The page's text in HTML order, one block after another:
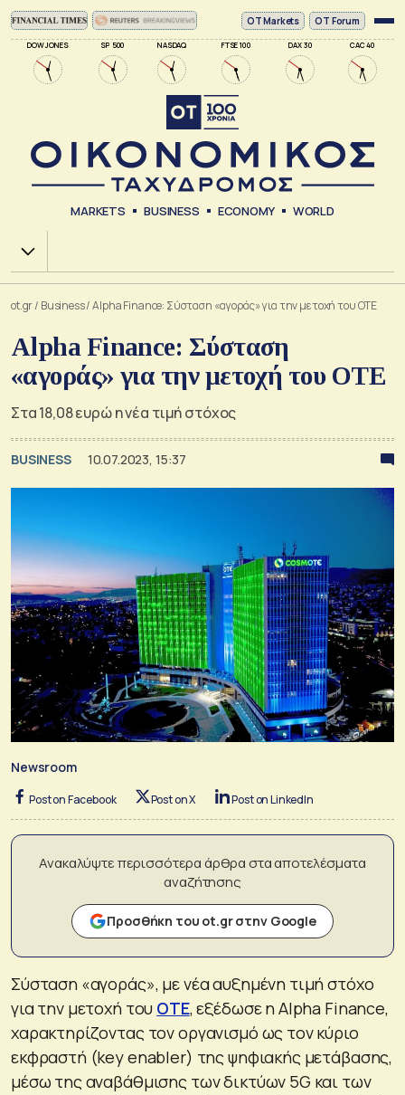
DOW JONES SP 500 NASDAQ FTSE 100 DAX 30 CAC 40
ΟΤ Markets OT Forum
MARKETS BUSINESS ECONOMY WORLD
Χ.Α.
ot.gr/ Business/Alpha Finance: Σύσταση «αγοράς» για την μετοχή του ΟΤΕ
Alpha Finance: Σύσταση
«αγοράς» για την μετοχή του ΟΤΕ
Στα 18,08 ευρώ η νέα τιμή στόχος
BUSINESS 10.07.2023, 15:37
Newsroom
Post on Facebook Post on X Post on LinkedIn
Ανακαλύψτε περισσότερα άρθρα στα αποτελέσματα
αναζήτησης
Προσθήκη του ot.gr στην Google
Σύσταση «αγοράς», με νέα αυξημένη τιμή στόχο
για την μετοχή του ΟΤΕ, εξέδωσε η Alpha Finance,
χαρακτηρίζοντας τον οργανισμό ως τον κύριο
εκφραστή (key enabler) της ψηφιακής μετάβασης,
μέσω της αναβάθμισης των δικτύων 5G και των